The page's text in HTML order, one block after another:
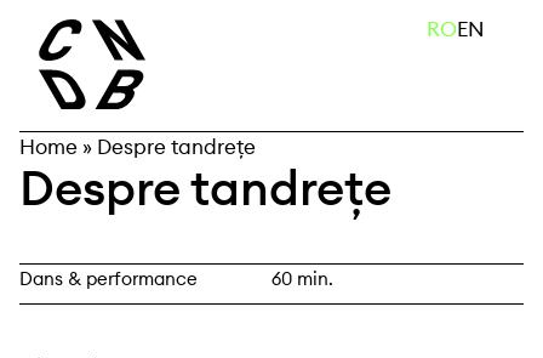
content
caută ROEN
Home » Despre tandrețe
Despre tandrețe
Dans & performance 60 min.